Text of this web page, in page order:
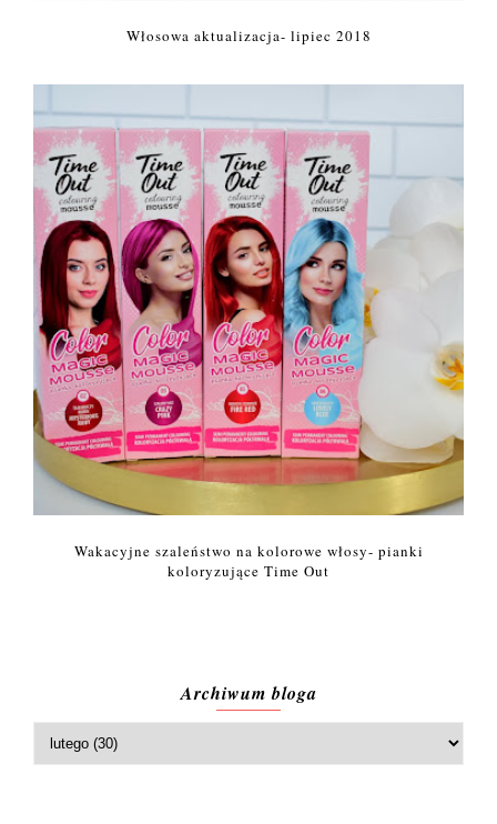
Włosowa aktualizacja- lipiec 2018
Wakacyjne szaleństwo na kolorowe włosy- pianki
koloryzujące Time Out
Archiwum bloga